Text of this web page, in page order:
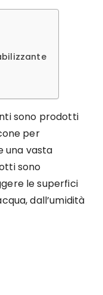
sono prodotti
per
una vasta
sono
le superfici
dall’umidità